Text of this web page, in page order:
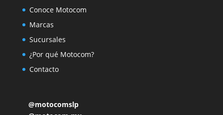
Conoce Motocom
Marcas
Sucursales
¿Por qué Motocom?
Contacto
@motocomslp